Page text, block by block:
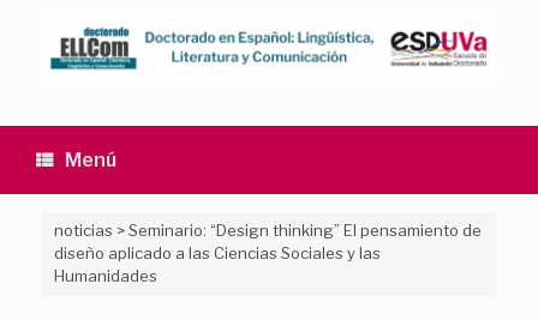
contenido
Menú
noticias >Seminario: “Design thinking” El pensamiento de
diseño aplicado a las Ciencias Sociales y las
Humanidades